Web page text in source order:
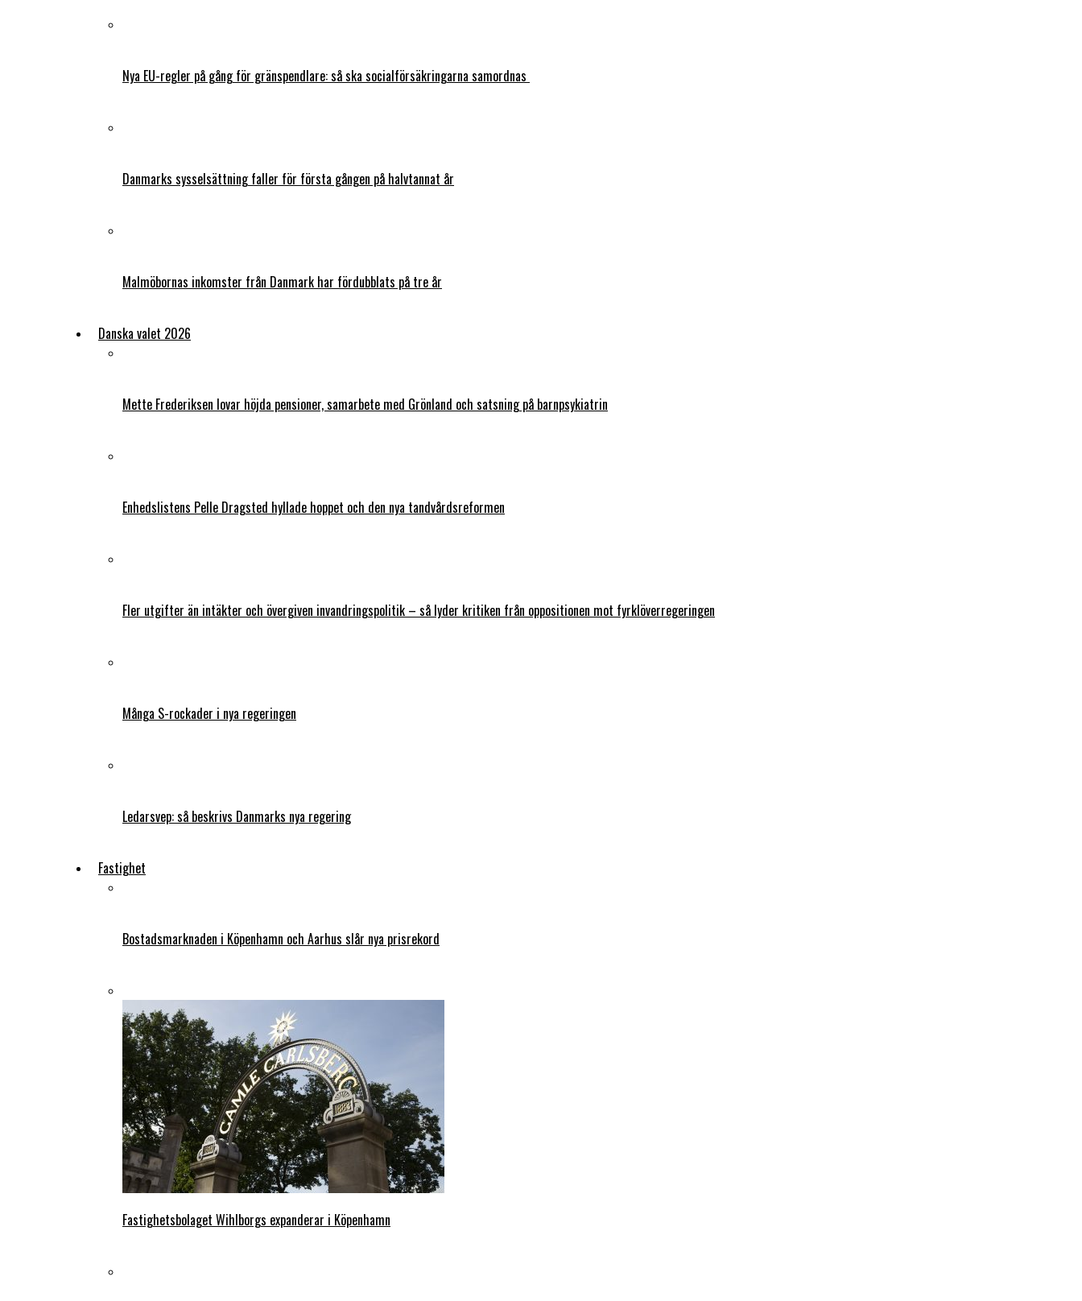
Nya EU-regler på gång för gränspendlare: så ska socialförsäkringarna samordnas
Danmarks sysselsättning faller för första gången på halvtannat år
Malmöbornas inkomster från Danmark har fördubblats på tre år
Danska valet 2026
Mette Frederiksen lovar höjda pensioner, samarbete med Grönland och satsning på barnpsykiatrin
Enhedslistens Pelle Dragsted hyllade hoppet och den nya tandvårdsreformen
Fler utgifter än intäkter och övergiven invandringspolitik – så lyder kritiken från oppositionen mot fyrklöverregeringen
Många S-rockader i nya regeringen
Ledarsvep: så beskrivs Danmarks nya regering
Fastighet
Bostadsmarknaden i Köpenhamn och Aarhus slår nya prisrekord
Fastighetsbolaget Wihlborgs expanderar i Köpenhamn